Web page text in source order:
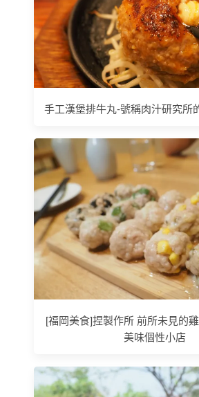
手工漢堡排牛丸-號稱肉汁研究所
[福岡美食]捏製作所 前所未見的
美味個性小店